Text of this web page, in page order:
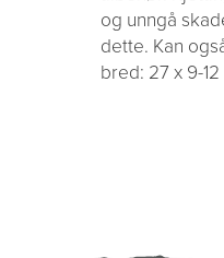
og unngå
dette. Kan
bred: 27 x 9-12